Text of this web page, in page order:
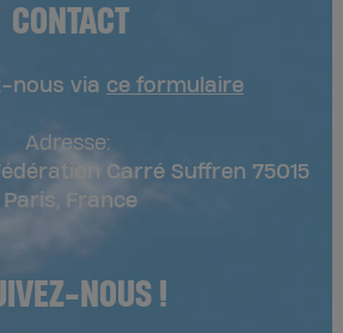
CONTACT
nous via ce formulaire
Adresse:
Carré Suffren 75015
Paris, France
NOUS !